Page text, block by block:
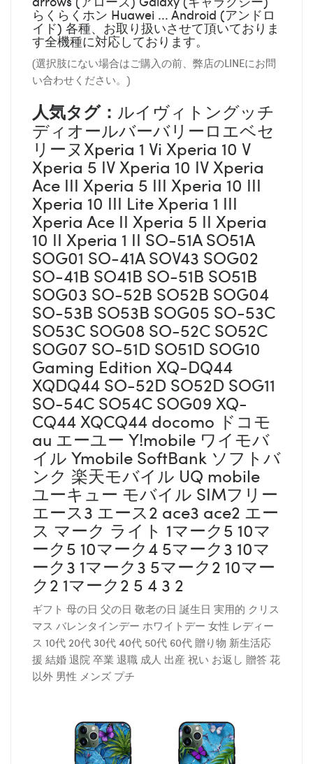
らくらくホン Huawei ... Android (アンドロ
イド) 各種、お取り扱いさせて頂いておりま
す全機種に対応しております。
(選択肢にない場合はご購入の前、弊店のLINEにお問
い合わせください。)
人気タグ： ルイヴィトングッチ
ディオールバーバリーロエベセ
リーヌXperia 1 Vi Xperia 10 V
Xperia 5 IV Xperia 10 IV Xperia
Ace III Xperia 5 III Xperia 10 III
Xperia 10 III Lite Xperia 1 III
Xperia Ace II Xperia 5 II Xperia
10 II Xperia 1 II SO-51A SO51A
SOG01 SO-41A SOV43 SOG02
SO-41B SO41B SO-51B SO51B
SOG03 SO-52B SO52B SOG04
SO-53B SO53B SOG05 SO-53C
SO53C SOG08 SO-52C SO52C
SOG07 SO-51D SO51D SOG10
Gaming Edition XQ-DQ44
XQDQ44 SO-52D SO52D SOG11
SO-54C SO54C SOG09 XQ-
CQ44 XQCQ44 docomo ドコモ
au エーユー Y!mobile ワイモバ
イル Ymobile SoftBank ソフトバ
ンク 楽天モバイル UQ mobile
ユーキュー モバイル SIMフリー
エース3 エース2 ace3 ace2 エー
ス マーク ライト 1マーク5 10マ
ーク5 10マーク4 5マーク3 10マ
ーク3 1マーク3 5マーク2 10マー
ク2 1マーク2 5 4 3 2
ギフト 母の日 父の日 敬老の日 誕生日 実用的 クリス
マス バレンタインデー ホワイトデー 女性 レディー
ス 10代 20代 30代 40代 50代 60代 贈り物 新生活応
援 結婚 退院 卒業 退職 成人 出産 祝い お返し 贈答 花
以外 男性 メンズ プチ